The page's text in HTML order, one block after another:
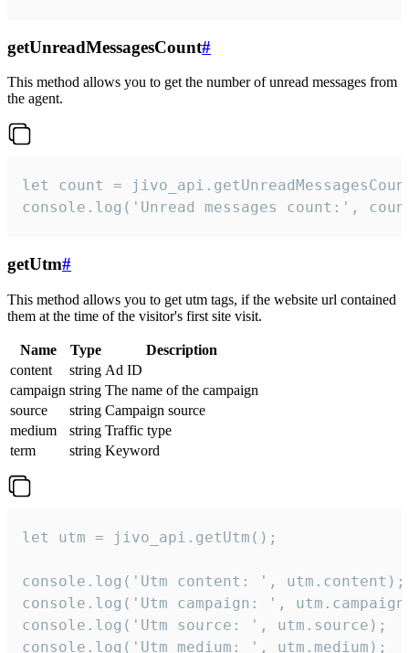
getUnreadMessagesCount#
This method allows you to get the number of unread messages from
the agent.
let count =
console.log('Unread messages count:',
getUtm#
This method allows you to get utm tags, if the website url contained
them at the time of the visitor's first site visit.
Name Type
Description
content
string Ad ID
campaign string The name of the campaign
source
string Campaign source
medium
string Traffic type
term
string Keyword
let utm = jivo_api.getUtm();
console.log('Utm content: ', utm.content);
console.log('Utm campaign: ',
console.log('Utm source: ', utm.source);
console.log('Utm medium: ', utm.medium);